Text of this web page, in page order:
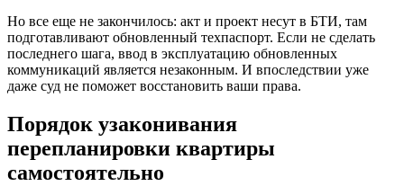
Но все еще не закончилось: акт и проект несут в БТИ, там
подготавливают обновленный техпаспорт. Если не сделать
последнего шага, ввод в эксплуатацию обновленных
коммуникаций является незаконным. И впоследствии уже
даже суд не поможет восстановить ваши права.
Порядок узаконивания
перепланировки квартиры
самостоятельно